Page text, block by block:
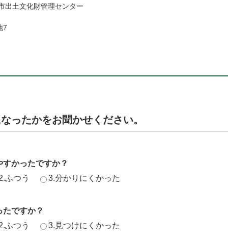
土文化財管理センター
7
ったかをお聞かせください。
かったですか？
ふつう 3.分かりにくかった
たですか？
ふつう 3.見つけにくかった